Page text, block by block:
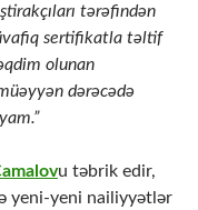
tərəfindən
sertifikatla təltif
olunan
dərəcədə
u təbrik edir,
yeni-yeni nailiyyətlər